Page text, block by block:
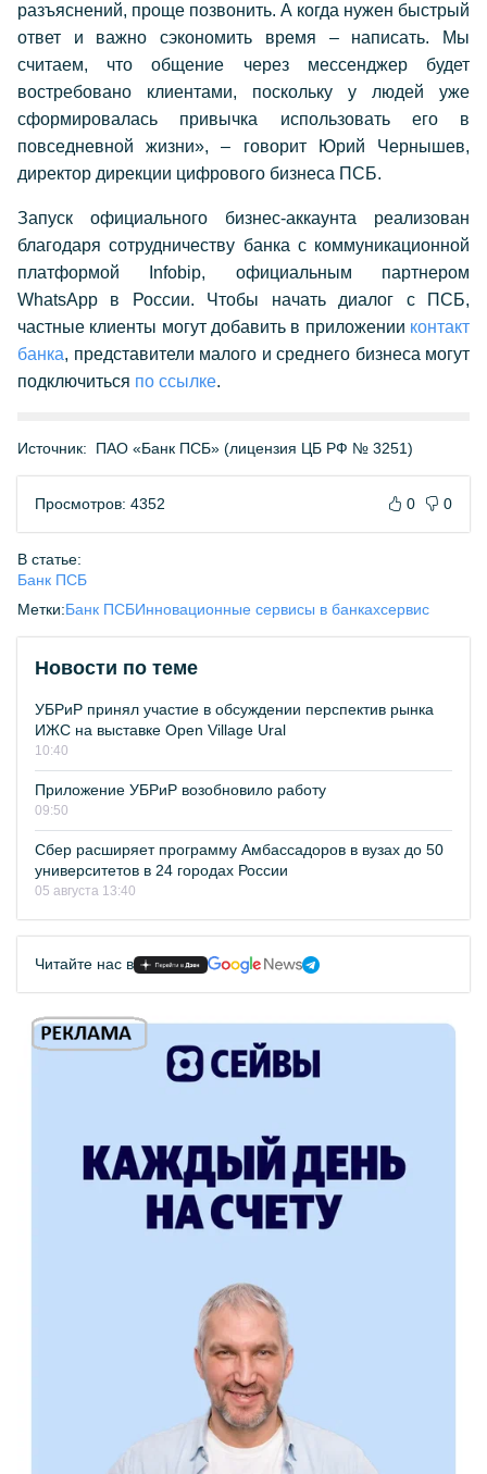
разъяснений, проще позвонить. А когда нужен быстрый
ответ и важно сэкономить время – написать. Мы
считаем, что общение через мессенджер будет
востребовано клиентами, поскольку у людей уже
сформировалась привычка использовать его в
повседневной жизни», – говорит Юрий Чернышев,
директор дирекции цифрового бизнеса ПСБ.
Запуск официального бизнес-аккаунта реализован
благодаря сотрудничеству банка с коммуникационной
платформой Infobip, официальным партнером
WhatsApp в России. Чтобы начать диалог с ПСБ,
частные клиенты могут добавить в приложении контакт
банка, представители малого и среднего бизнеса могут
подключиться по ссылке.
Источник: ПАО «Банк ПСБ» (лицензия ЦБ РФ № 3251)
Просмотров: 4352 0 0
В статье:
Банк ПСБ
Метки:Банк ПСБИнновационные сервисы в банкахсервис
Новости по теме
УБРиР принял участие в обсуждении перспектив рынка
ИЖС на выставке Open Village Ural
10:40
Приложение УБРиР возобновило работу
09:50
Сбер расширяет программу Амбассадоров в вузах до 50
университетов в 24 городах России
05 августа 13:40
Читайте нас в